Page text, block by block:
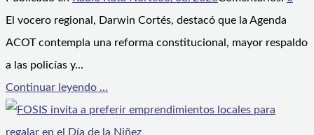
El vocero regional, Darwin Cortés, destacó que la Agenda
ACOT contempla una reforma constitucional, mayor respaldo
a las policías y…
Continuar leyendo ...